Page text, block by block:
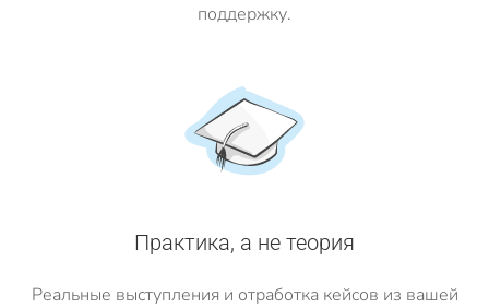
поддержку.
Практика, а не теория
Реальные выступления и отработка кейсов из вашей